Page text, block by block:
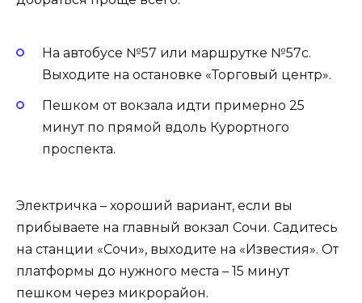
На автобусе №57 или маршрутке №57с.
Выходите на остановке «Торговый центр».
Пешком от вокзала идти примерно 25
минут по прямой вдоль Курортного
проспекта.
Электричка – хороший вариант, если вы
прибываете на главный вокзал Сочи. Садитесь
на станции «Сочи», выходите на «Известия». От
платформы до нужного места – 15 минут
пешком через микрорайон.